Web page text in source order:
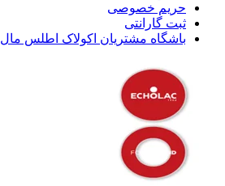
حریم خصوصی
ثبت گارانتی
باشگاه مشتریان اکولاک اطلس مال